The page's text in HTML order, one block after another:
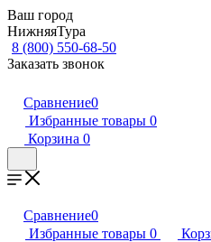
Ваш город
НижняяТура
8 (800) 550-68-50
Заказать звонок
Сравнение0
Избранные товары 0
Корзина 0
Сравнение0
Избранные товары 0